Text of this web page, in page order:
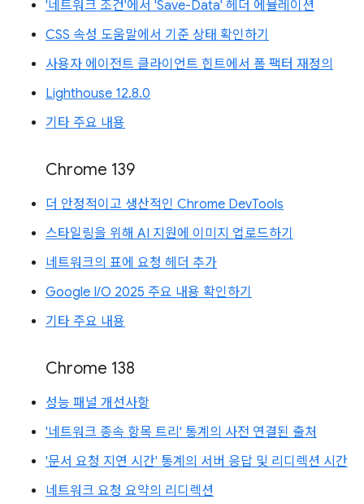
'네트워크 조건'에서 'Save-Data' 헤더 에뮬레이션
CSS 속성 도움말에서 기준 상태 확인하기
사용자 에이전트 클라이언트 힌트에서 폼 팩터 재정의
Lighthouse 12.8.0
기타 주요 내용
Chrome 139
더 안정적이고 생산적인 Chrome DevTools
스타일링을 위해 AI 지원에 이미지 업로드하기
네트워크의 표에 요청 헤더 추가
Google I/O 2025 주요 내용 확인하기
기타 주요 내용
Chrome 138
성능 패널 개선사항
'네트워크 종속 항목 트리' 통계의 사전 연결된 출처
'문서 요청 지연 시간' 통계의 서버 응답 및 리디렉션 시간
네트워크 요청 요약의 리디렉션